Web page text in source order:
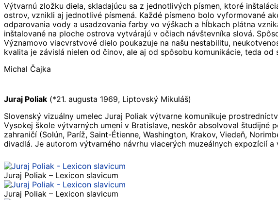
Výtvarnú zložku diela, skladajúcu sa z jednotlivých písmen, ktoré
ostrov, vznikli aj jednotlivé písmená. Každé písmeno bolo vyformované
odparovania vody a usadzovania farby vo výškach a hĺbkach plátna
inštalované na ploche ostrova vytvárajú v očiach návštevníka slová.
Významovo viacvrstvové dielo poukazuje na našu nestabilitu,
kvalita je závislá nielen od činov, ale aj od spôsobu komunikácie, teda
Michal Čajka
Juraj Poliak (*21. augusta 1969, Liptovský Mikuláš)
Slovenský vizuálny umelec Juraj Poliak výtvarne komunikuje
Vysokej škole výtvarných umení v Bratislave, neskôr absolvoval študijné
zahraničí (Solún, Paríž, Saint-Étienne, Washington, Krakov, Viedeň,
divadlá. Je autorom výtvarného návrhu viacerých muzeálnych expozícií
Juraj Poliak – Lexicon slavicum
Juraj Poliak – Lexicon slavicum